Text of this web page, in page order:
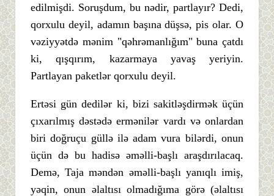
edilmişdi. Soruşdum, bu nədir, partlayır? Dedi,
qorxulu deyil, adamın başına düşsə, pis olar. O
vəziyyətdə mənim "qəhrəmanlığım" buna çatdı
ki, qışqırım, kazarmaya yavaş yeriyin.
Partlayan paketlər qorxulu deyil.
Ertəsi gün dedilər ki, bizi sakitləşdirmək üçün
çıxarılmış dəstədə ermənilər vardı və onlardan
biri doğruçu güllə ilə adam vura bilərdi, onun
üçün də bu hadisə əməlli-başlı araşdırılacaq.
Demə, Taja məndən əməlli-başlı yanıqlı imiş,
yəqin, onun əlaltısı olmadığıma görə (əlaltısı